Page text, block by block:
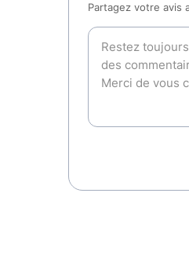
Partagez votre avis